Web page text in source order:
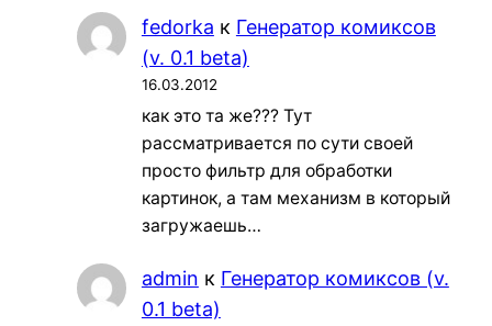
fedorka к Генератор комиксов
(v. 0.1 beta)
16.03.2012
как это та же??? Тут
рассматривается по сути своей
просто фильтр для обработки
картинок, а там механизм в который
загружаешь…
admin к Генератор комиксов (v.
0.1 beta)